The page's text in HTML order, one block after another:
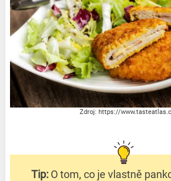
Zdroj: https://
Tip:O tom, co je vlastně